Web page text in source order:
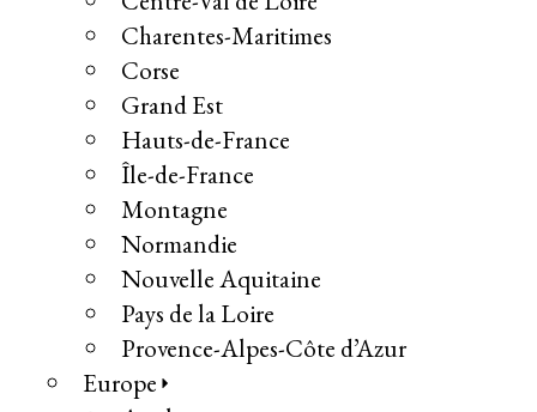
Charentes-Maritimes
Corse
Grand Est
Hauts-de-France
Île-de-France
Montagne
Normandie
Nouvelle Aquitaine
Pays de la Loire
Provence-Alpes-Côte d’Azur
Europe